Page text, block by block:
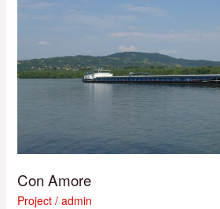
Con Amore
Project/ admin